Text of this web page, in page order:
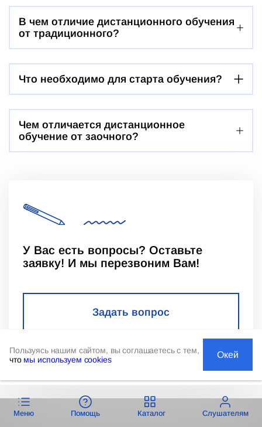
В чем отличие дистанционного обучения
от традиционного?
Что необходимо для старта обучения?
Чем отличается дистанционное
обучение от заочного?
У Вас есть вопросы? Оставьте
заявку! И мы перезвоним Вам!
Задать вопрос
Меню Помощь Каталог Слушателям
Пользуясь нашим сайтом, вы соглашаетесь с тем,
что мы используем cookies Окей